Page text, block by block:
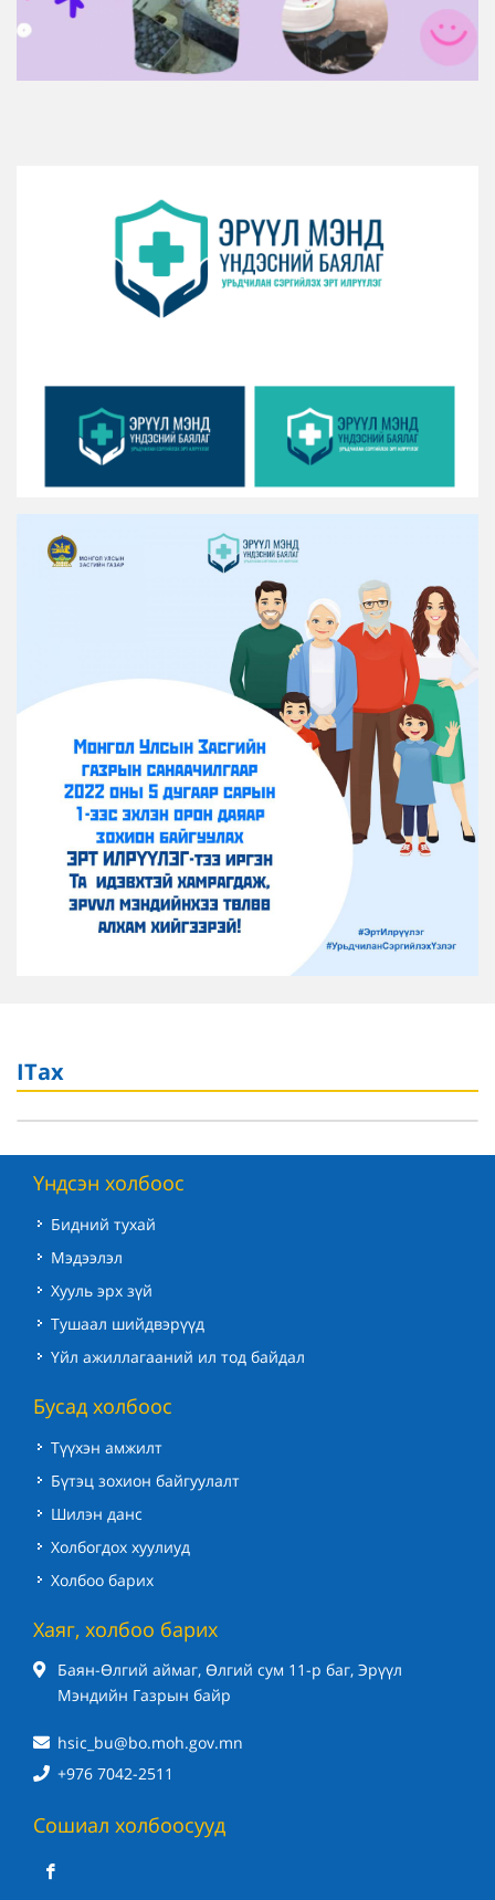
ITax
Үндсэн холбоос
Бидний тухай
Мэдээлэл
Хууль эрх зүй
Тушаал шийдвэрүүд
Үйл ажиллагааний ил тод байдал
Бусад холбоос
Түүхэн амжилт
Бүтэц зохион байгуулалт
Шилэн данс
Холбогдох хуулиуд
Холбоо барих
Хаяг, холбоо барих
Баян-Өлгий аймаг, Өлгий сум 11-р баг, Эрүүл
Мэндийн Газрын байр
hsic_bu@bo.moh.gov.mn
+976 7042-2511
Сошиал холбоосууд